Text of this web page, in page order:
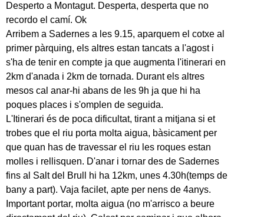
Desperto a Montagut. Desperta, desperta que no
recordo el camí. Ok
Arribem a Sadernes a les 9.15, aparquem el cotxe al
primer pàrquing, els altres estan tancats a l'agost i
s'ha de tenir en compte ja que augmenta l'itinerari en
2km d'anada i 2km de tornada. Durant els altres
mesos cal anar-hi abans de les 9h ja que hi ha
poques places i s'omplen de seguida.
L'Itinerari és de poca dificultat, tirant a mitjana si et
trobes que el riu porta molta aigua, bàsicament per
que quan has de travessar el riu les roques estan
molles i rellisquen. D'anar i tornar des de Sadernes
fins al Salt del Brull hi ha 12km, unes 4.30h(temps de
bany a part). Vaja facilet, apte per nens de 4anys.
Important portar, molta aigua (no m'arrisco a beure